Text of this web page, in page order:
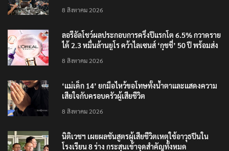
8 สิงหาคม 2026
ลอรีอัลโชว์ผลประกอบการครึ่งปีแรกโต 6.5% กวาดราย
ได้ 2.3 หมื่นล้านยูโร คว้าไลเซนส์ ‘กุชชี่’ 50 ปี พร้อมส่ง
8 สิงหาคม 2026
‘แม่เด็ก 14’ ยกมือไหว้ขอโทษทั้งน้ำตาและแสดงความ
เสียใจกับครอบครัวผู้เสียชีวิต
8 สิงหาคม 2026
นิติเวชฯ เผยผลชันสูตรผู้เสียชีวิตเหตุใช้อาวุธปืนใน
โรงเรียน 8 ร่าง กระสุนเข้าจุดสำคัญทั้งหมด